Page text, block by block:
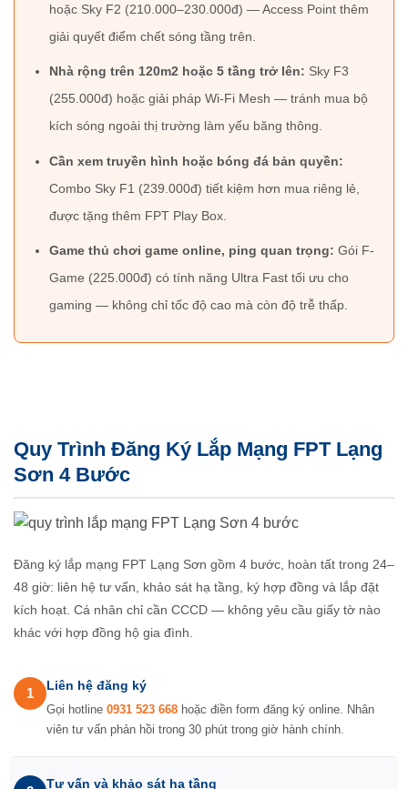
hoặc Sky F2 (210.000–230.000đ) — Access Point thêm
giải quyết điểm chết sóng tầng trên.
Nhà rộng trên 120m2 hoặc 5 tầng trở lên: Sky F3
(255.000đ) hoặc giải pháp Wi-Fi Mesh — tránh mua bộ
kích sóng ngoài thị trường làm yếu băng thông.
Cần xem truyền hình hoặc bóng đá bản quyền:
Combo Sky F1 (239.000đ) tiết kiệm hơn mua riêng lẻ,
được tặng thêm FPT Play Box.
Game thủ chơi game online, ping quan trọng: Gói F-
Game (225.000đ) có tính năng Ultra Fast tối ưu cho
gaming — không chỉ tốc độ cao mà còn độ trễ thấp.
Quy Trình Đăng Ký Lắp Mạng FPT Lạng
Sơn 4 Bước
Đăng ký lắp mạng FPT Lạng Sơn gồm 4 bước, hoàn tất trong 24–
48 giờ: liên hệ tư vấn, khảo sát hạ tầng, ký hợp đồng và lắp đặt
kích hoạt. Cá nhân chỉ cần CCCD — không yêu cầu giấy tờ nào
khác với hợp đồng hộ gia đình.
1 Liên hệ đăng ký
Gọi hotline 0931 523 668 hoặc điền form đăng ký online. Nhân
viên tư vấn phản hồi trong 30 phút trong giờ hành chính.
Tư vấn và khảo sát hạ tầng